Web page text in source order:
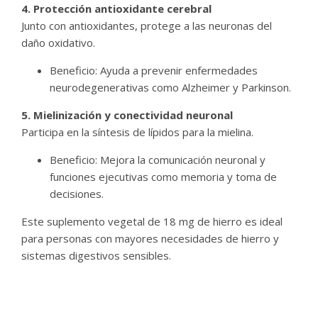
4. Protección antioxidante cerebral
Junto con antioxidantes, protege a las neuronas del
daño oxidativo.
Beneficio: Ayuda a prevenir enfermedades
neurodegenerativas como Alzheimer y Parkinson.
5. Mielinización y conectividad neuronal
Participa en la síntesis de lípidos para la mielina.
Beneficio: Mejora la comunicación neuronal y
funciones ejecutivas como memoria y toma de
decisiones.
Este suplemento vegetal de 18 mg de hierro es ideal
para personas con mayores necesidades de hierro y
sistemas digestivos sensibles.